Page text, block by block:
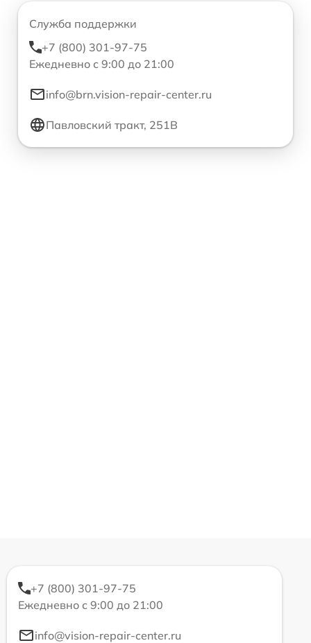
Служба поддержки
+7 (800) 301-97-75
Ежедневно с 9:00 до 21:00
info@brn.vision-repair-center.ru
Павловский тракт, 251В
+7 (800) 301-97-75
Ежедневно с 9:00 до 21:00
info@vision-repair-center.ru